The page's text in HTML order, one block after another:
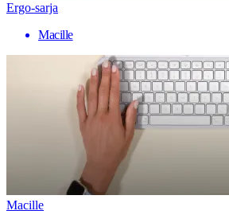
Ergo-sarja
Macille
Macille